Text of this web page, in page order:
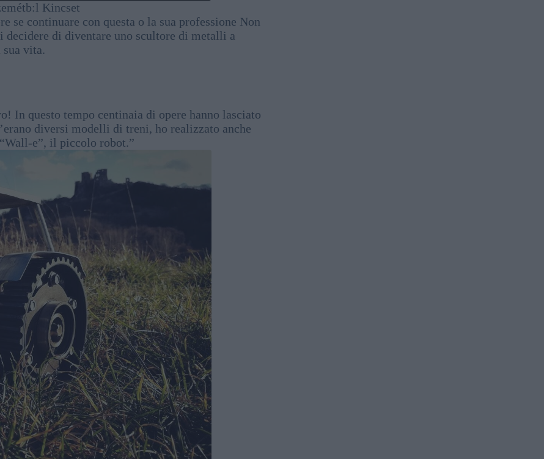
Kincset
se continuare con questa o la sua professione Non
di diventare uno scultore di metalli a
vita.
In questo tempo centinaia di opere hanno lasciato
diversi modelli di treni, ho realizzato anche
e”, il piccolo robot.”